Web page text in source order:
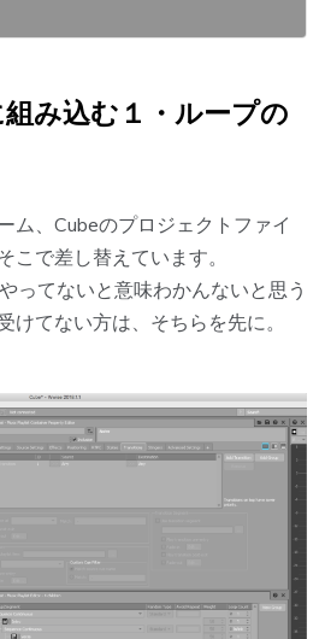
み込む１・ループの
ム、Cubeのプロジェクトファイ
こで差し替えています。
ってないと意味わかんないと思う
けてない方は、そちらを先に。